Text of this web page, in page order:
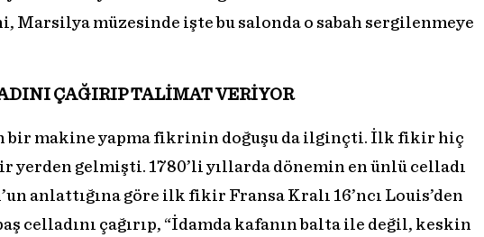
Marsilya müzesinde işte bu salonda o sabah sergilenmeye
ÇAĞIRIP TALİMAT VERİYOR
bir makine yapma fikrinin doğuşu da ilginçti. İlk fikir hiç
yerden gelmişti. 1780’li yıllarda dönemin en ünlü celladı
anlattığına göre ilk fikir Fransa Kralı 16’ncı Louis’den
celladını çağırıp, “İdamda kafanın balta ile değil, keskin